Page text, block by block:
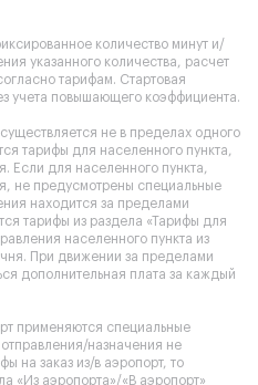
количество минут и/
указанного количества, расчет
тарифам. Стартовая
учета повышающего коэффициента.
не в пределах одного
тарифы для населенного пункта,
Если для населенного пункта,
не предусмотрены специальные
находится за пределами
тарифы из раздела «Тарифы для
населенного пункта из
При движении за пределами
дополнительная плата за каждый
применяются специальные
назначения не
на заказ из/в аэропорт, то
«Из аэропорта»/«В аэропорт»